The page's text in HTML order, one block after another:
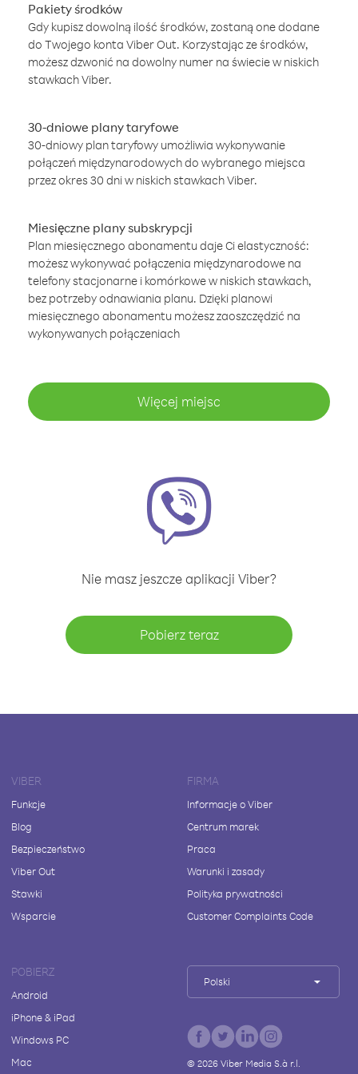
Pakiety środków
Gdy kupisz dowolną ilość środków, zostaną one dodane
do Twojego konta Viber Out. Korzystając ze środków,
możesz dzwonić na dowolny numer na świecie w niskich
stawkach Viber.
30-dniowe plany taryfowe
30-dniowy plan taryfowy umożliwia wykonywanie
połączeń międzynarodowych do wybranego miejsca
przez okres 30 dni w niskich stawkach Viber.
Miesięczne plany subskrypcji
Plan miesięcznego abonamentu daje Ci elastyczność:
możesz wykonywać połączenia międzynarodowe na
telefony stacjonarne i komórkowe w niskich stawkach,
bez potrzeby odnawiania planu. Dzięki planowi
miesięcznego abonamentu możesz zaoszczędzić na
wykonywanych połączeniach
Więcej miejsc
Nie masz jeszcze aplikacji Viber?
Pobierz teraz
VIBER
Funkcje
Blog
Bezpieczeństwo
Viber Out
Stawki
Wsparcie
FIRMA
Informacje o Viber
Centrum marek
Praca
Warunki i zasady
Polityka prywatności
Customer Complaints Code
POBIERZ
Android
iPhone & iPad
Windows PC
Mac
Polski
© 2026Viber Media S.à r.l.